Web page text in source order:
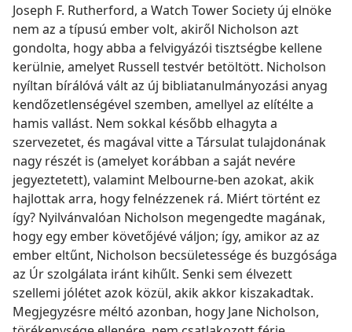
Joseph F. Rutherford, a Watch Tower Society új elnöke
nem az a típusú ember volt, akiről Nicholson azt
gondolta, hogy abba a felvigyázói tisztségbe kellene
kerülnie, amelyet Russell testvér betöltött. Nicholson
nyíltan bírálóvá vált az új bibliatanulmányozási anyag
kendőzetlenségével szemben, amellyel az elítélte a
hamis vallást. Nem sokkal később elhagyta a
szervezetet, és magával vitte a Társulat tulajdonának
nagy részét is (amelyet korábban a saját nevére
jegyeztetett), valamint Melbourne-ben azokat, akik
hajlottak arra, hogy felnézzenek rá. Miért történt ez
így? Nyilvánvalóan Nicholson megengedte magának,
hogy egy ember követőjévé váljon; így, amikor az az
ember eltűnt, Nicholson becsületessége és buzgósága
az Úr szolgálata iránt kihűlt. Senki sem élvezett
szellemi jólétet azok közül, akik akkor kiszakadtak.
Megjegyzésre méltó azonban, hogy Jane Nicholson,